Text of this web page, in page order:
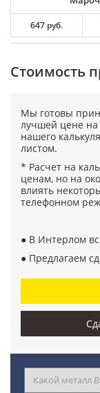
647 руб.
Cтоимость
Мы готовы
лучшей цене на
нашего
листом.
* Расчет на
ценам, но на
влиять
телефонном
● В Интерлом
● Предлагаем